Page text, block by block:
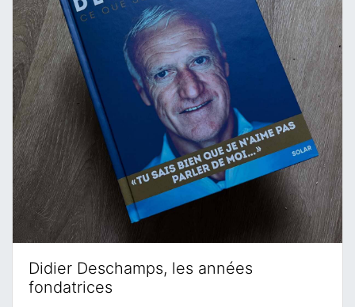
Didier Deschamps, les années
fondatrices